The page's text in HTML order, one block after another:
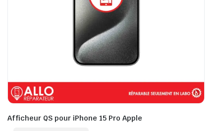
Afficheur QS pour iPhone 15 Pro Apple